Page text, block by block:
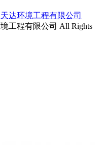
达环境工程有限公司
工程有限公司 All Rights